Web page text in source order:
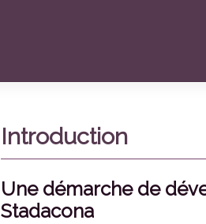
Introduction
Une démarche de
Stadacona